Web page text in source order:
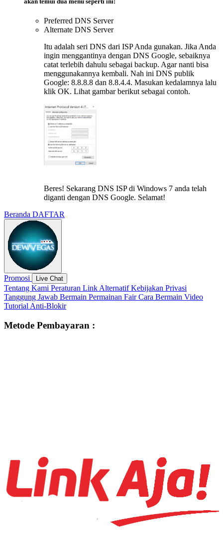
Preferred DNS Server
Alternate DNS Server
Itu adalah seri DNS dari ISP Anda gunakan. Jika Anda
ingin menggantinya dengan DNS Google, sebaiknya
catat terlebih dahulu sebagai backup. Agar nanti bisa
menggunakannya kembali. Nah ini DNS publik
Google: 8.8.8.8 dan 8.8.4.4. Masukan kedalamnya lalu
klik OK. Lihat gambar berikut sebagai contoh.
Beres! Sekarang DNS ISP di Windows 7 anda telah
diganti dengan DNS Google. Selamat!
Beranda DAFTAR
Promosi Live Chat
Tentang Kami Peraturan Link AlternatifKebijakan Privasi
Tanggung Jawab Bermain Permainan FairCara Bermain Video
Tutorial Anti-Blokir
Metode Pembayaran :